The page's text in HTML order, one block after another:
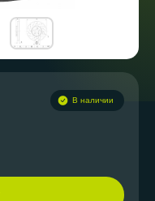
В наличии